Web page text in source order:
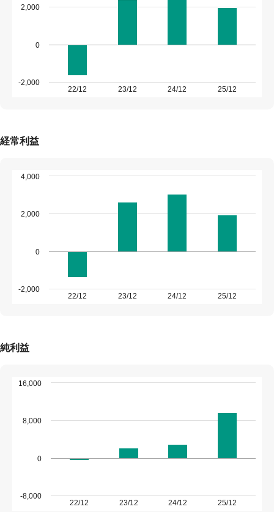
22/12 23/12 24/12 25/12
-2,000
0
2,000
経常利益
22/12 23/12 24/12 25/12
-2,000
0
2,000
4,000
純利益
22/12 23/12 24/12 25/12
-8,000
0
8,000
16,000